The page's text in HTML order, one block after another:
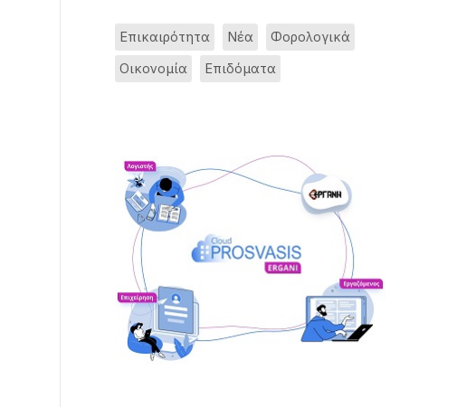
Επικαιρότητα Νέα
Φορολογικά
Οικονομία
Επιδόματα